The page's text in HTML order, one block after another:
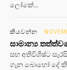
ලෝකේ...
කියවන්න
සාමාන්‍ය
සහ අතිවිශිෂ්ට
ගැන බොහෝ දේ